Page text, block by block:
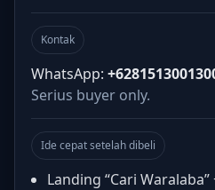
Kontak
WhatsApp:
Serius buyer only.
Ide cepat setelah dibeli
Landing “Cari